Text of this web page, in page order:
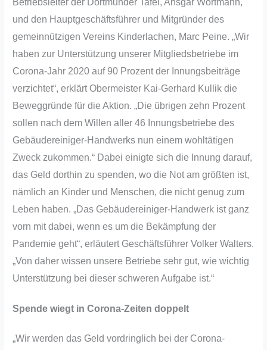
und den Hauptgeschäftsführer und Mitgründer des
gemeinnützigen Vereins Kinderlachen, Marc Peine. „Wir
haben zur Unterstützung unserer Mitgliedsbetriebe im
Corona-Jahr 2020 auf 90 Prozent der Innungsbeiträge
verzichtet“, erklärt Obermeister Kai-Gerhard Kullik die
Beweggründe für die Aktion. „Die übrigen zehn Prozent
sollen nach dem Willen aller 46 Innungsbetriebe des
Gebäudereiniger-Handwerks nun einem wohltätigen
Zweck zukommen.“ Dabei einigte sich die Innung darauf,
das Geld dorthin zu spenden, wo die Not am größten ist,
nämlich an Kinder und Menschen, die nicht genug zum
Leben haben. „Das Gebäudereiniger-Handwerk ist ganz
vorn mit dabei, wenn es um die Bekämpfung der
Pandemie geht“, erläutert Geschäftsführer Volker Walters.
„Von daher wissen unsere Betriebe sehr gut, wie wichtig
Unterstützung bei dieser schweren Aufgabe ist.“
Spende wiegt in Corona-Zeiten doppelt
„Wir werden das Geld vordringlich bei der Corona-